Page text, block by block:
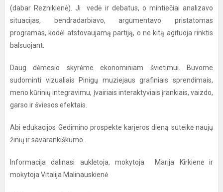
(dabar Reznikienė). Ji vedė ir debatus, o mintiečiai analizavo
situacijas, bendradarbiavo, argumentavo pristatomas
programas, kodėl atstovaujamą partiją, o ne kitą agituoja rinktis
balsuojant.
Daug dėmesio skyrėme ekonominiam švietimui. Buvome
sudominti vizualiais Pinigų muziejaus grafiniais sprendimais,
meno kūrinių integravimu, įvairiais interaktyviais įrankiais, vaizdo,
garso ir šviesos efektais.
Abi edukacijos Gedimino prospekte karjeros dieną suteikė naujų
žinių ir savarankiškumo.
Informacija dalinasi auklėtoja, mokytoja Marija Kirkienė ir
mokytoja Vitalija Malinauskienė